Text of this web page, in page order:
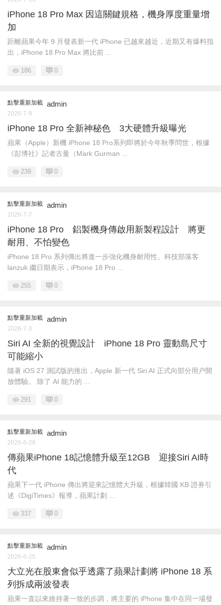
iPhone 18 Pro Max 因這關鍵規格，機身厚度重量增
加
距離蘋果今年 9 月發表新一代 iPhone 已越來越近，近期又有爆料指
出，iPhone 18 Pro Max 將比前 ...
186 0
點擊重新加載 admin
2026-7-9
iPhone 18 Pro 全新神秘色 3大硬體升級曝光
蘋果（Apple）新機 iPhone 18 Pro系列即將於今年秋季問世，根據
《彭博社》記者古曼（Mark Gurman ...
239 0
點擊重新加載 admin
2026-7-7
iPhone 18 Pro 鋁製機身傳啟用新製程設計 將更
耐用、不怕變色
iPhone 18 Pro 系列傳出將進一步強化機身耐用性。科技部落客
lanzuk 繼日期表示，iPhone 18 Pro ...
255 0
點擊重新加載 admin
2026-7-3
Siri AI 全新的視覺設計 iPhone 18 Pro 靈動島尺寸
可能縮小
隨著 iOS 27 測試版的推出，Apple 新一代 Siri AI 正式向部分用户開
放體驗。 除了 AI 能力的 ...
291 0
點擊重新加載 admin
2026-6-29
傳蘋果iPhone 18記憶體升級至12GB 迎接Siri AI時
代
蘋果下一代 iPhone 傳出將迎來記憶體大升級，根據韓國 KB 證券引
述《DigiTimes》報導，蘋果計劃 ...
337 0
點擊重新加載 admin
2026-6-25
大立光在股東會似乎透露了蘋果計劃將 iPhone 18 系
列拆成兩波發表
蘋果一直以來維持著一致的步調，將主要的 iPhone 集中在同一場發